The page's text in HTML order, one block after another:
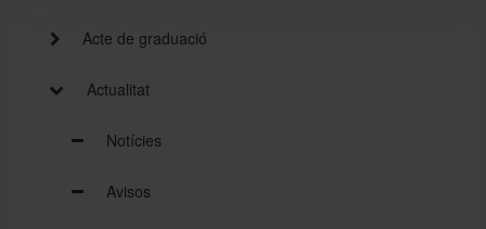
Acte de graduació
Actualitat
Notícies
Avisos